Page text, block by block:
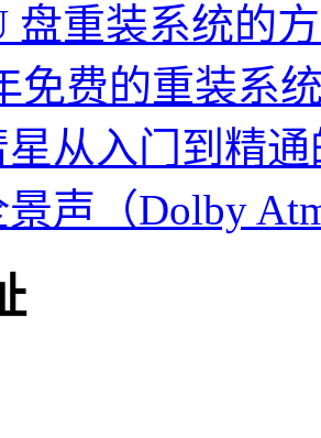
盘重装系统的
免费的重装系
星从入门到精
声（Dolby